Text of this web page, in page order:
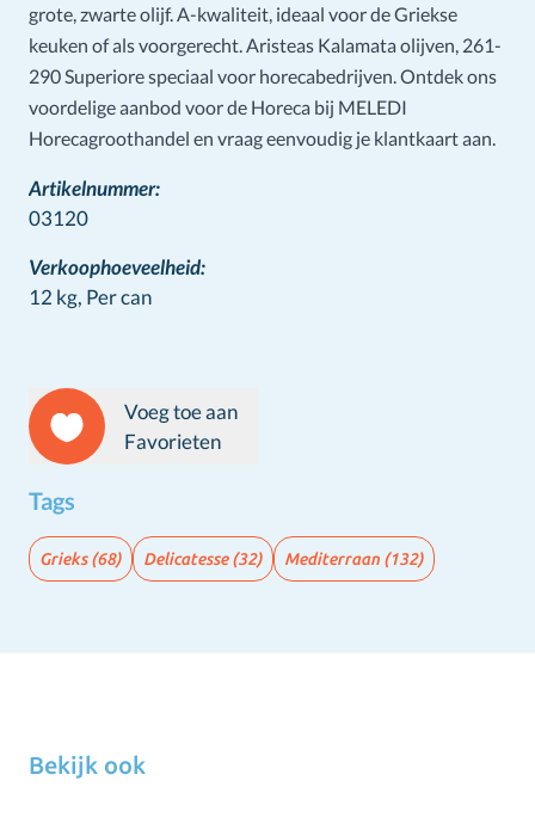
grote, zwarte olijf. A-kwaliteit, ideaal voor de Griekse
keuken of als voorgerecht. Aristeas Kalamata olijven, 261-
290 Superiore speciaal voor horecabedrijven. Ontdek ons
voordelige aanbod voor de Horeca bij MELEDI
Horecagroothandel en vraag eenvoudig je klantkaart aan.
Artikelnummer:
03120
Verkoophoeveelheid:
12 kg, Per can
Voeg toe aan
Favorieten
Tags
Grieks(68) Delicatesse(32) Mediterraan (132)
Bekijk ook